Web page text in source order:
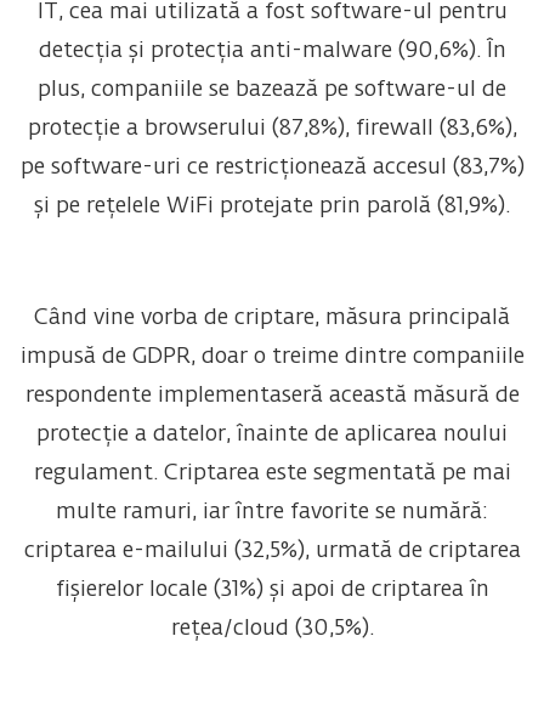
IT, cea mai utilizată a fost software-ul pentru
detecția și protecția anti-malware (90,6%). În
plus, companiile se bazează pe software-ul de
protecție a browserului (87,8%), firewall (83,6%),
pe software-uri ce restricționează accesul (83,7%)
și pe rețelele WiFi protejate prin parolă (81,9%).
Când vine vorba de criptare, măsura principală
impusă de GDPR, doar o treime dintre companiile
respondente implementaseră această măsură de
protecție a datelor, înainte de aplicarea noului
regulament. Criptarea este segmentată pe mai
multe ramuri, iar între favorite se numără:
criptarea e-mailului (32,5%), urmată de criptarea
fișierelor locale (31%) și apoi de criptarea în
rețea/cloud (30,5%).